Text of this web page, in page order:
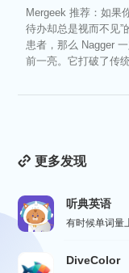
Mergeek 推荐：如果
待办却总是视而不见”
患者，那么 Nagger
前一亮。它打破了传
更多发现
听典英语
DiveColor